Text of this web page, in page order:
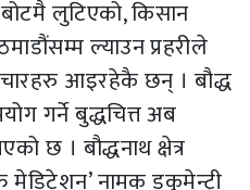
लुटिएको, किसान
ल्याउन प्रहरीले
आइरहेकै छन् । बौद्ध
गर्ने बुद्धचित्त अब
छ । बौद्धनाथ क्षेत्र
नामक डकुमेन्ट्री